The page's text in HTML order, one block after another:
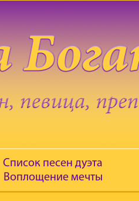
Список песен дуэта
Воплощение мечты